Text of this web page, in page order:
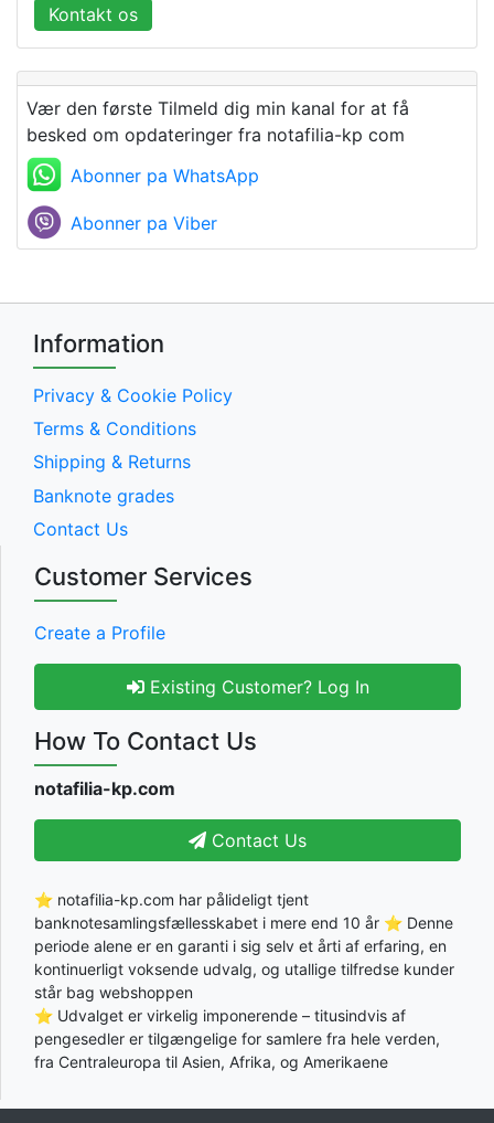
Kontakt os
Vær den første Tilmeld dig min kanal for at få
besked om opdateringer fra notafilia-kp com
Abonner pa WhatsApp
Abonner pa Viber
Information
Privacy & Cookie Policy
Terms & Conditions
Shipping & Returns
Banknote grades
Contact Us
Customer Services
Create a Profile
Existing Customer? Log In
How To Contact Us
notafilia-kp.com
Contact Us
⭐ notafilia-kp.com har pålideligt tjent
banknotesamlingsfællesskabet i mere end 10 år ⭐ Denne
periode alene er en garanti i sig selv et årti af erfaring, en
kontinuerligt voksende udvalg, og utallige tilfredse kunder
står bag webshoppen
⭐ Udvalget er virkelig imponerende – titusindvis af
pengesedler er tilgængelige for samlere fra hele verden,
fra Centraleuropa til Asien, Afrika, og Amerikaene